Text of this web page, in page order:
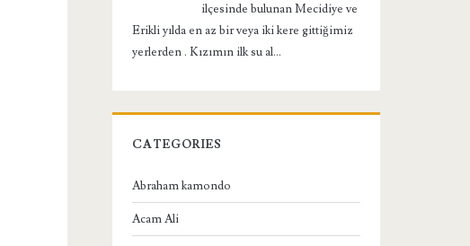
ilçesinde bulunan Mecidiye ve
Erikli yılda en az bir veya iki kere gittiğimiz
yerlerden . Kızımın ilk su al...
CATEGORIES
Abraham kamondo
Acam Ali